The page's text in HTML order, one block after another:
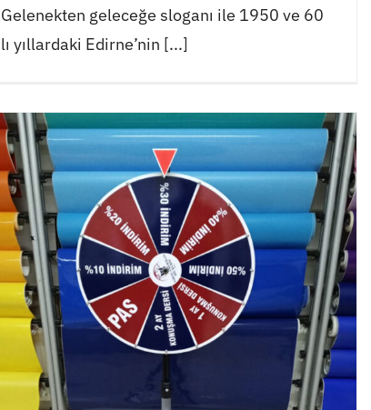
Gelenekten geleceğe sloganı ile 1950 ve 60
lı yıllardaki Edirne’nin [...]